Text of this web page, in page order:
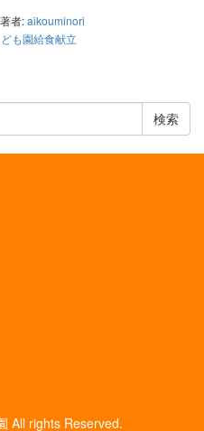
著者:aikouminori
も園給食献立
All rights Reserved.